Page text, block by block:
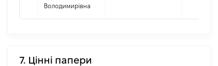
Володимирівна
7. Цінні папери